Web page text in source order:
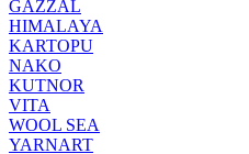
GAZZAL
HIMALAYA
KARTOPU
NAKO
KUTNOR
VITA
WOOL SEA
YARNART